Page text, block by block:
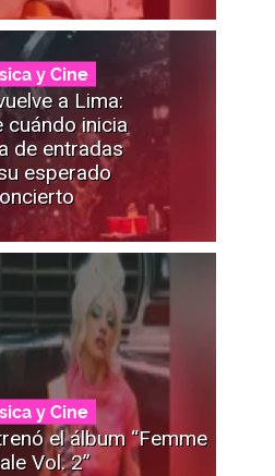
y Cine
a Lima:
cuándo inicia
de entradas
esperado
y Cine
el álbum “Femme
Vol. 2”